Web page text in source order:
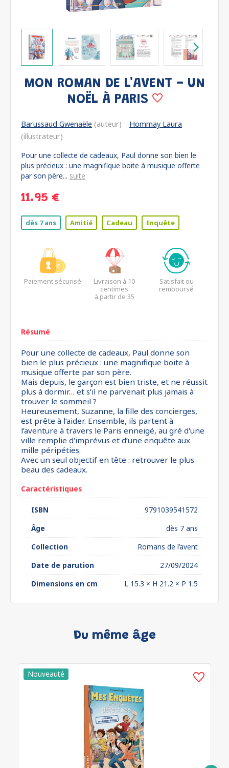
MON ROMAN DE L'AVENT - UN
NOËL À PARIS
Barussaud Gwenaële (auteur)
Hommay Laura
(illustrateur)
Pour une collecte de cadeaux, Paul donne son bien le
plus précieux : une magnifique boite à musique offerte
par son père... suite
11.95 €
dès 7 ans Amitié Cadeau Enquête
Paiement sécurisé
Livraison à 10
centimes
à partir de 35
Satisfait ou
remboursé
Résumé
Pour une collecte de cadeaux, Paul donne son
bien le plus précieux : une magnifique boite à
musique offerte par son père.
Mais depuis, le garçon est bien triste, et ne réussit
plus à dormir… et s’il ne parvenait plus jamais à
trouver le sommeil ?
Heureusement, Suzanne, la fille des concierges,
est prête à l’aider. Ensemble, ils partent à
l’aventure à travers le Paris enneigé, au gré d'une
ville remplie d'imprévus et d’une enquête aux
mille péripéties.
Avec un seul objectif en tête : retrouver le plus
beau des cadeaux.
Caractéristiques
ISBN
9791039541572
Âge
dès 7 ans
Collection
Romans de l’avent
Date de parution
27/09/2024
Dimensions en cm
L 15.3 × H 21.2 × P 1.5
Du même âge